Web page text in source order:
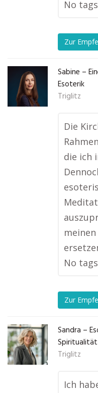
No
Zur
Sabine –
Esoterik
Triglitz
Die
die ich
No
Zur
Sandra –
Triglitz
Ich